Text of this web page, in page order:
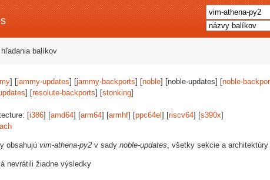
balíkov
] [jammy-updates] [jammy-backports] [noble] [noble-updates] [noble-
] [resolute-backports] [stonking]
[i386] [amd64] [arm64] [armhf] [ppc64el ] [riscv64] [s390x]
obsahujú vim-athena-py2 v sady noble-updates, všetky sekcie a architektúry
nevrátili žiadne výsledky